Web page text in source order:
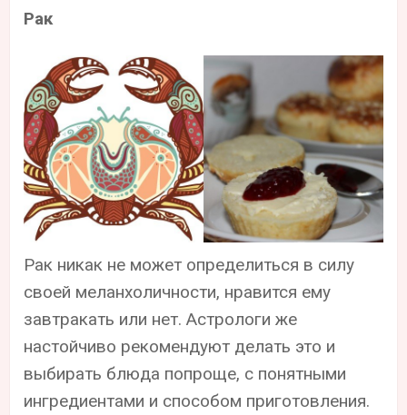
Рак
Рак никак не может определиться в силу
своей меланхоличности, нравится ему
завтракать или нет. Астрологи же
настойчиво рекомендуют делать это и
выбирать блюда попроще, с понятными
ингредиентами и способом приготовления.